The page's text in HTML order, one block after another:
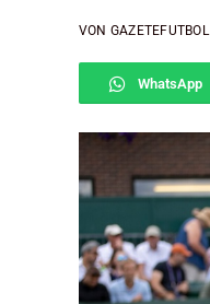
VON GAZETEFUTBOL
WhatsApp